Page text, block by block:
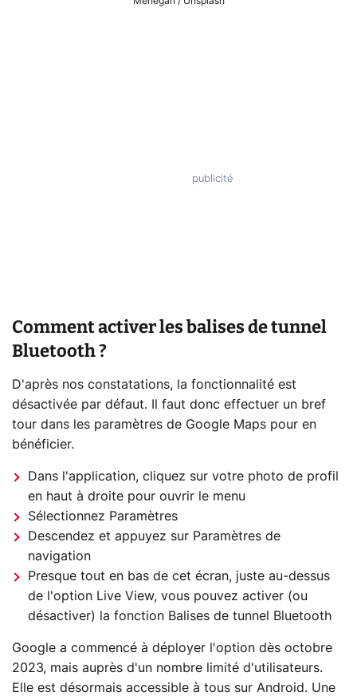
Comment activer les balises de tunnel
Bluetooth ?
D'après nos constatations, la fonctionnalité est
désactivée par défaut. Il faut donc effectuer un bref
tour dans les paramètres de Google Maps pour en
bénéficier.
Dans l'application, cliquez sur votre photo de profil
en haut à droite pour ouvrir le menu
Sélectionnez Paramètres
Descendez et appuyez sur Paramètres de
navigation
Presque tout en bas de cet écran, juste au-dessus
de l'option Live View, vous pouvez activer (ou
désactiver) la fonction Balises de tunnel Bluetooth
Google a commencé à déployer l'option dès octobre
2023, mais auprès d'un nombre limité d'utilisateurs.
Elle est désormais accessible à tous sur Android. Une